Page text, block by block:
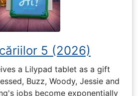
5 (2026)
a Lilypad tablet as a gift
Buzz, Woody, Jessie and
jobs become exponentially